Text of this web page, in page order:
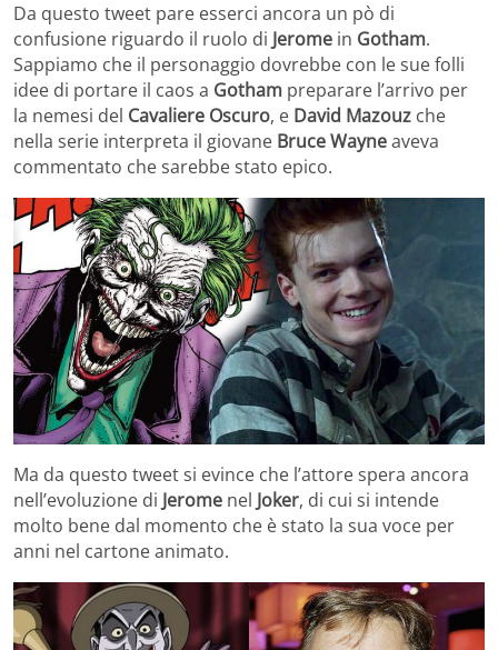
Da questo tweet pare esserci ancora un pò di
confusione riguardo il ruolo di Jerome in Gotham.
Sappiamo che il personaggio dovrebbe con le sue folli
idee di portare il caos a Gotham preparare l’arrivo per
la nemesi del Cavaliere Oscuro, e David Mazouz che
nella serie interpreta il giovane Bruce Wayneaveva
commentato che sarebbe stato epico.
Ma da questo tweet si evince che l’attore spera ancora
nell’evoluzione di Jerome nel Joker, di cui si intende
molto bene dal momento che è stato la sua voce per
anni nel cartone animato.